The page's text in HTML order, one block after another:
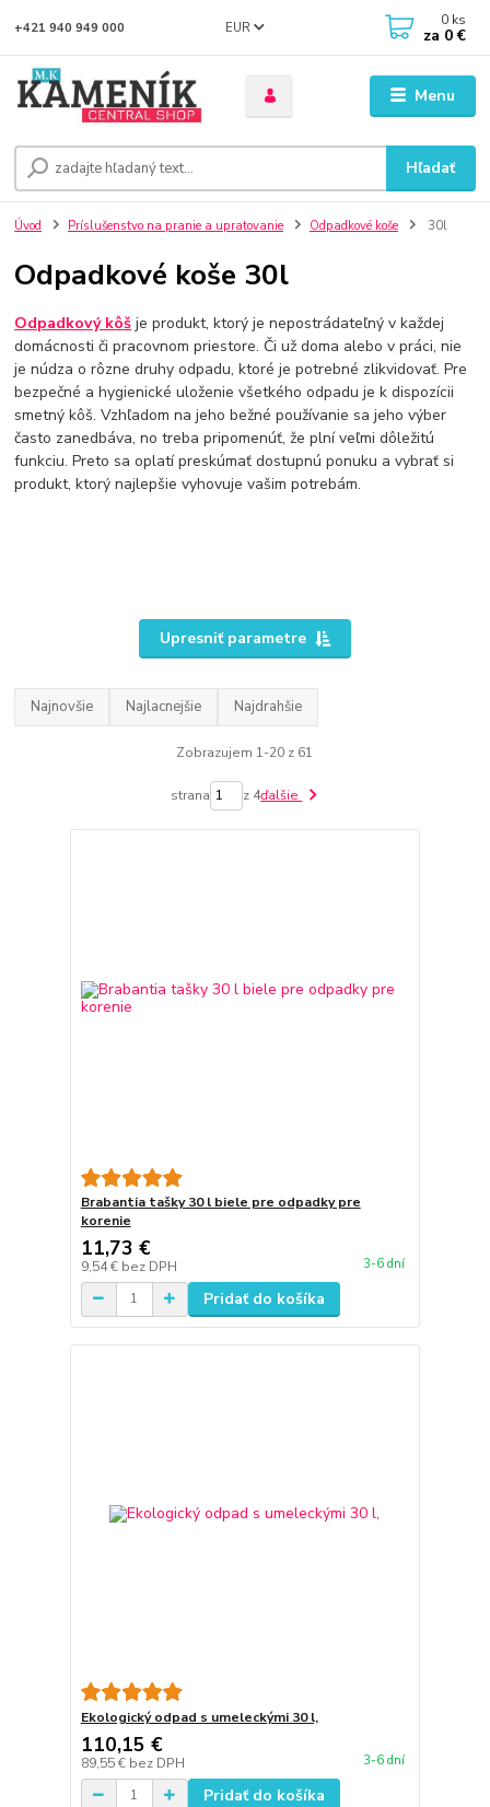
Menu
EUR
Hľadať
+421 940 949 000 0 ks
za 0 €
Úvod Príslušenstvo na pranie a upratovanie Odpadkové koše 30l
Odpadkové koše 30l
Odpadkový kôš je produkt, ktorý je nepostrádateľný v každej
domácnosti či pracovnom priestore. Či už doma alebo v práci, nie
je núdza o rôzne druhy odpadu, ktoré je potrebné zlikvidovať. Pre
bezpečné a hygienické uloženie všetkého odpadu je k dispozícii
smetný kôš. Vzhľadom na jeho bežné používanie sa jeho výber
často zanedbáva, no treba pripomenúť, že plní veľmi dôležitú
funkciu. Preto sa oplatí preskúmať dostupnú ponuku a vybrať si
produkt, ktorý najlepšie vyhovuje vašim potrebám.
Upresniť parametre
Najnovšie Najlacnejšie Najdrahšie
Zobrazujem 1-20 z 61
strana z 4ďalšie
Brabantia tašky 30 l biele pre odpadky pre
korenie
11,73 €
9,54 € bez DPH 3-6 dní
Pridať do košíka
Ekologický odpad s umeleckými 30 l,
110,15 €
89,55 € bez DPH 3-6 dní
Pridať do košíka